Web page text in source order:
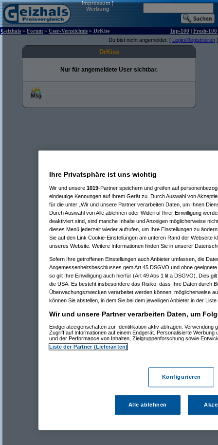
Impressum|
Werbung
Geizhals » Forum » User-Verzeichnis » DrKiss Top-100 | Fresh-100
Du bist nicht angemeldet. [ Login/Registrieren ]
DrKiss
Nur für angemeldete User sichtbar.
Ihre Privatsphäre ist uns wichtig
Wir und unsere 1019-Partner speichern und greifen auf
eindeutige Kennungen auf Ihrem Gerät zu. Durch Auswahl von
für die unter „Wir und unsere Partner verarbeiten Daten, um Ihnen
Durch Auswahl von Alle ablehnen oder Widerruf Ihrer Einwilligung
deaktiviert sind, sind manche Inhalte und Anzeigen möglicherweise
dieses Menü jederzeit wieder aufrufen, um Ihre Einstellungen zu
Sie auf den Link Cookie-Einstellungen am unteren Rand der Webseite
unseres Website. Weitere Informationen finden Sie in unserer
Sofern Ihre getroffenen Einstellungen auch Anbieter umfassen, die
Angemessenheitsbeschlusses gem Art 45 DSGVO und ohne
so gilt Ihre Einwilligung auch hierfür (Art 49 Abs 1 lit a DSGVO). Dies
die USA. Es besteht insbesondere das Risiko, dass Ihre Daten durch
Überwachungszwecken verarbeitet werden können, möglicherweise
können Sie abstellen, in dem Sie bei dem jeweiligen Anbieter in der
Wir und unsere Partner verarbeiten Daten, um
Endgeräteeigenschaften zur Identifikation aktiv abfragen. Verwendung
Zugriff auf Informationen auf einem Endgerät. Personalisierte Werbung
und der Performance von Inhalten, Zielgruppenforschung sowie
Liste der Partner (Lieferanten)
Konfigurieren
Alle ablehnen